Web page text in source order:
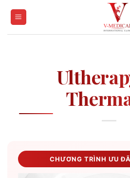
CHƯƠNG TRÌNH ƯU